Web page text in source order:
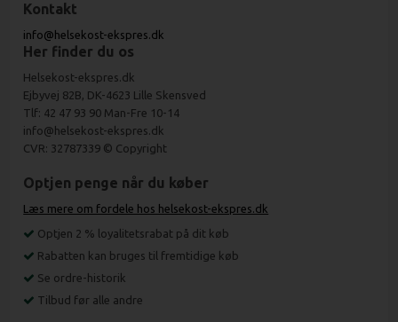
Kontakt
info@helsekost-ekspres.dk
Her finder du os
Helsekost-ekspres.dk
Ejbyvej 82B, DK-4623 Lille Skensved
Tlf: 42 47 93 90 Man-Fre 10-14
info@helsekost-ekspres.dk
CVR: 32787339 © Copyright
Optjen penge når du køber
Læs mere om fordele hos helsekost-ekspres.dk
Optjen 2 % loyalitetsrabat på dit køb
Rabatten kan bruges til fremtidige køb
Se ordre-historik
Tilbud før alle andre